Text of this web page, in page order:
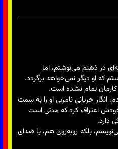
در ذهنم می‌نوشتم، اما
که او دیگر نمی‌خواهد برگردد.
تمام نشده است.
جریانی نامرئی او را به سمت
اعتراف کرد که مدتی است
دارد.
بلکه رو‌به‌روی هم، با صدای